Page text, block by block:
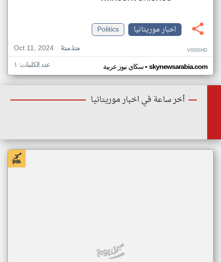
اخبار موريتانيا
Politics
Oct 11, 2024
منذ سنة VG00HD
سكاي نيوز عربية• skynewsarabia.com عدد الكلمات: ١
أخر ساعة في اخبار موريتانيا